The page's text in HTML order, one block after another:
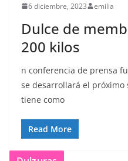
6 diciembre, 2023 emilia
Dulce de
200 kilos
n conferencia de prensa
se desarrollará el próximo
tiene como
Read More